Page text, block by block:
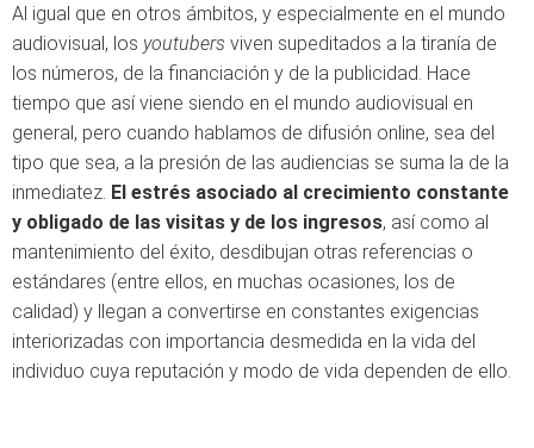
Al igual que en otros ámbitos, y especialmente en el mundo
audiovisual, los youtubers viven supeditados a la tiranía de
los números, de la financiación y de la publicidad. Hace
tiempo que así viene siendo en el mundo audiovisual en
general, pero cuando hablamos de difusión online, sea del
tipo que sea, a la presión de las audiencias se suma la de la
inmediatez. El estrés asociado al crecimiento constante
y obligado de las visitas y de los ingresos, así como al
mantenimiento del éxito, desdibujan otras referencias o
estándares (entre ellos, en muchas ocasiones, los de
calidad) y llegan a convertirse en constantes exigencias
interiorizadas con importancia desmedida en la vida del
individuo cuya reputación y modo de vida dependen de ello.